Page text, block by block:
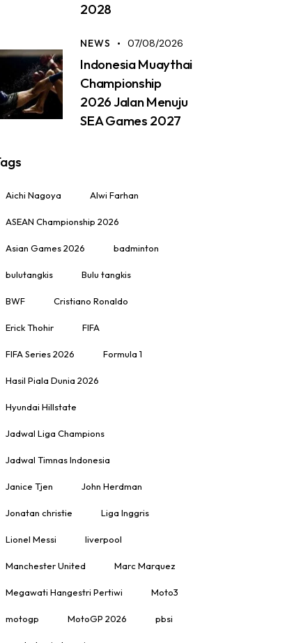
2028
NEWS 07/08/2026
Indonesia Muaythai
Championship
2026 Jalan Menuju
SEA Games 2027
Aichi Nagoya Alwi Farhan
ASEAN Championship 2026
Asian Games 2026 badminton
bulutangkis Bulu tangkis
BWF Cristiano Ronaldo
Erick Thohir FIFA
FIFA Series 2026 Formula 1
Hasil Piala Dunia 2026
Hyundai Hillstate
Jadwal Liga Champions
Jadwal Timnas Indonesia
Janice Tjen John Herdman
Jonatan christie Liga Inggris
Lionel Messi liverpool
Manchester United Marc Marquez
Megawati Hangestri Pertiwi Moto3
motogp MotoGP 2026 pbsi